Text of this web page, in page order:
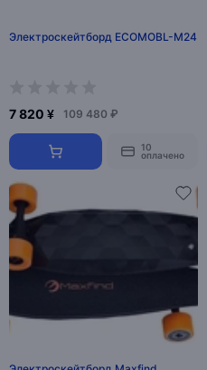
Электроскейтборд ECOMOBL-M24
7 820 ¥ 109 480 ₽
10
оплачено